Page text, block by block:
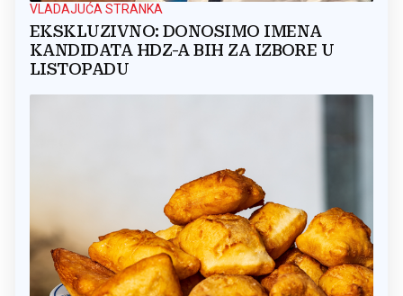
VLADAJUĆA STRANKA
EKSKLUZIVNO: DONOSIMO IMENA
KANDIDATA HDZ-A BIH ZA IZBORE U
LISTOPADU